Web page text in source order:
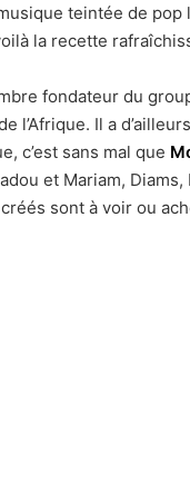
teintée de
la recette
fondateur du
l’Afrique. Il a
c’est sans mal que
et Mariam,
sont à voir ou